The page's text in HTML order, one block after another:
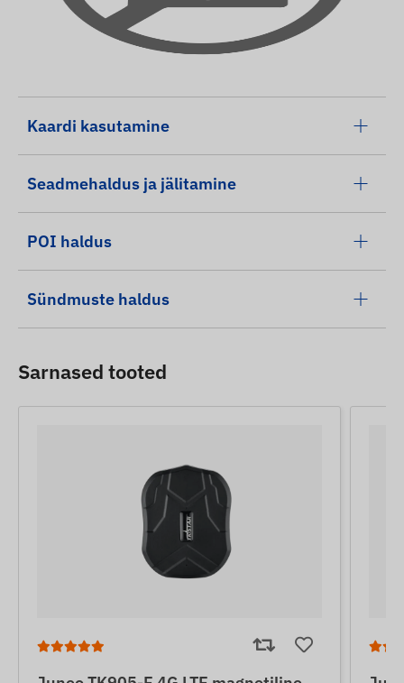
Kaardi kasutamine
Seadmehaldus ja jälitamine
POI haldus
Sündmuste haldus
Sarnased tooted